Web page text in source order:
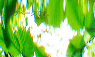
ログページです。